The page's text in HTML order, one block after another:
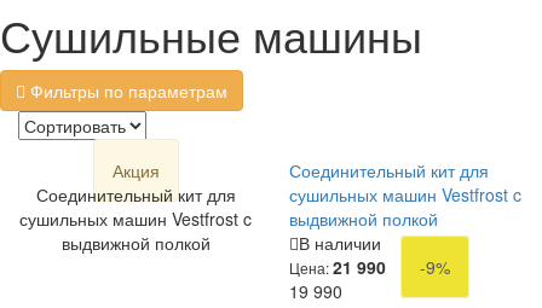
Сушильные машины
Фильтры по параметрам
Акция
Соединительный кит для
сушильных машин Vestfrost c
выдвижной полкой
Соединительный кит для
сушильных машин Vestfrost c
выдвижной полкой
В наличии
Цена:21 990
-9%
19 990